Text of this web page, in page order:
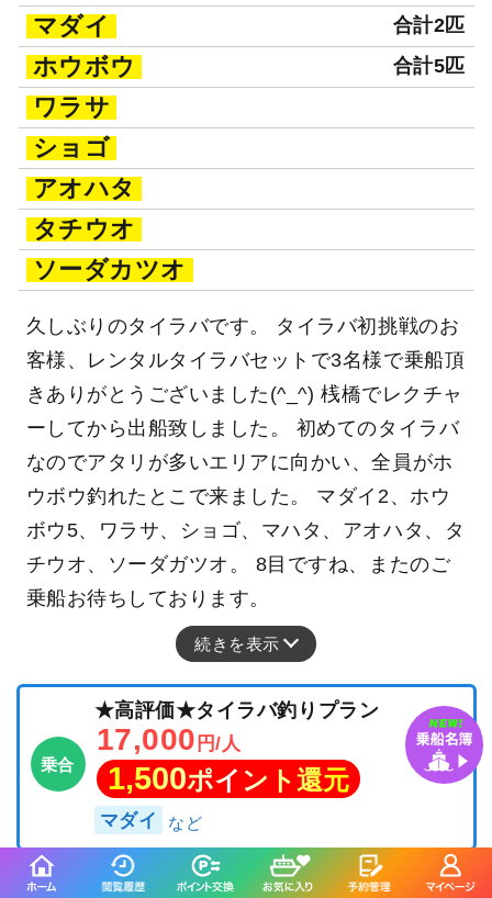
マダイ
合計2匹
ホウボウ 合計5匹
ワラサ
ショゴ
アオハタ
タチウオ
ソーダカツオ
久しぶりのタイラバです。 タイラバ初挑戦のお
客様、レンタルタイラバセットで3名様で乗船頂
きありがとうございました(^_^) 桟橋でレクチャ
ーしてから出船致しました。 初めてのタイラバ
なのでアタリが多いエリアに向かい、全員がホ
ウボウ釣れたとこで来ました。 マダイ2、ホウ
ボウ5、ワラサ、ショゴ、マハタ、アオハタ、タ
チウオ、ソーダガツオ。 8目ですね、またのご
乗船お待ちしております。
続きを表示
乗合
★高評価★タイラバ釣りプラン
17,000 円/人
1,500ポイント還元
マダイ
「船宿ウォッチかい 「船宿ウォッチかい